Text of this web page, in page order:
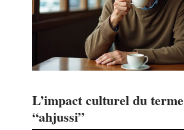
L’impact culturel du terme
“ahjussi”